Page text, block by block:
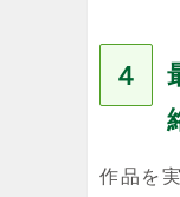
４
作品を